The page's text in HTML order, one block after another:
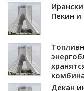
Пекин и
Декан